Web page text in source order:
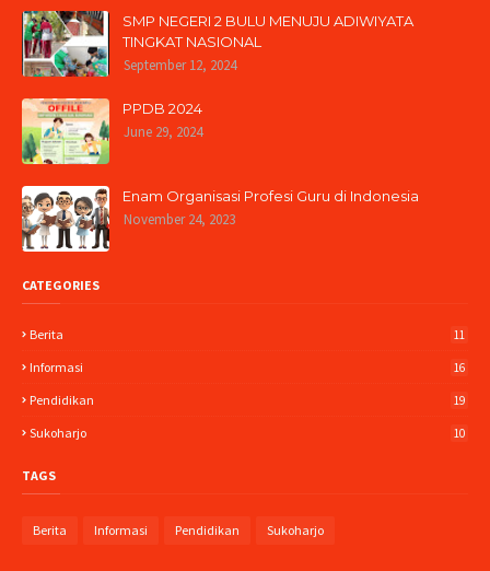
SMP NEGERI 2 BULU MENUJU ADIWIYATA
TINGKAT NASIONAL
September 12, 2024
PPDB 2024
June 29, 2024
Enam Organisasi Profesi Guru di Indonesia
November 24, 2023
CATEGORIES
Berita 11
Informasi 16
Pendidikan 19
Sukoharjo 10
TAGS
Berita Informasi Pendidikan Sukoharjo